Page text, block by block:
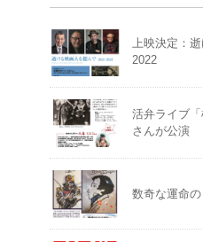
上映決定：
2022
活弁ライブ
さんが公演
数奇な運命の